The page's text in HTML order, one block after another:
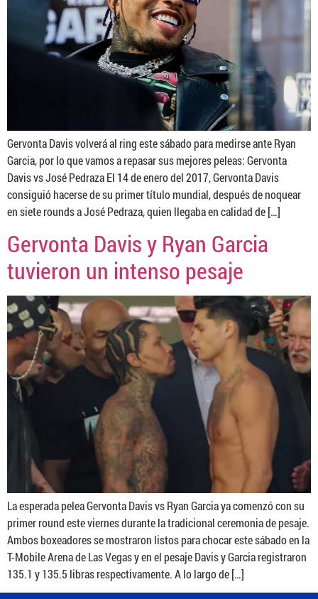
Gervonta Davis volverá al ring este sábado para medirse ante Ryan
Garcia, por lo que vamos a repasar sus mejores peleas: Gervonta
Davis vs José Pedraza El 14 de enero del 2017, Gervonta Davis
consiguió hacerse de su primer título mundial, después de noquear
en siete rounds a José Pedraza, quien llegaba en calidad de […]
Gervonta Davis y Ryan Garcia
tuvieron un intenso pesaje
La esperada pelea Gervonta Davis vs Ryan Garcia ya comenzó con su
primer round este viernes durante la tradicional ceremonia de pesaje.
Ambos boxeadores se mostraron listos para chocar este sábado en la
T-Mobile Arena de Las Vegas y en el pesaje Davis y Garcia registraron
135.1 y 135.5 libras respectivamente. A lo largo de […]